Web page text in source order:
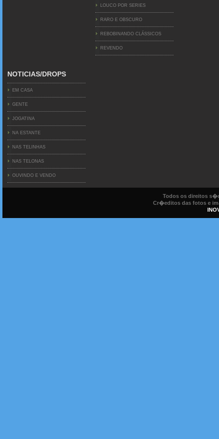
LOUCO POR SERIES
RARO E OBSCURO
REBOBINANDO CLÁSSICOS
REVENDO
NOTICIAS/DROPS
EM CASA
GENTE
JOGATINA
NA ESTANTE
NAS TELINHAS
NAS TELONAS
OUVINDO E VENDO
Todos os direitos
Cr�editos das fotos e